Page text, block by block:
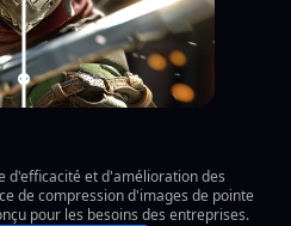
d'efficacité et d'amélioration des
de compression d'images de pointe
pour les besoins des entreprises.